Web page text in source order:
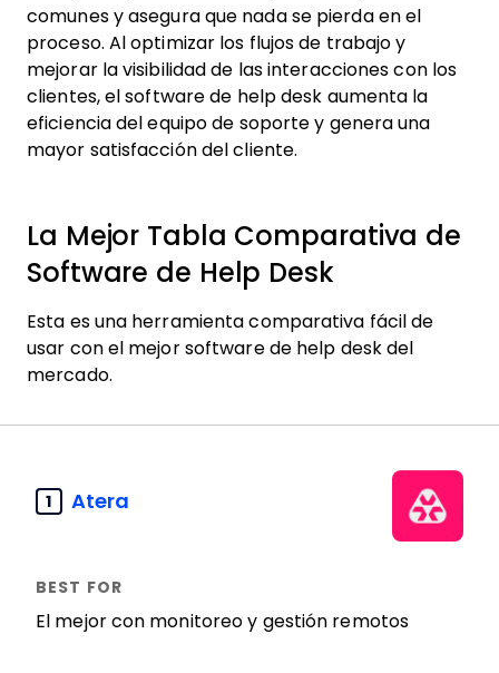
comunes y asegura que nada se pierda en el
proceso. Al optimizar los flujos de trabajo y
mejorar la visibilidad de las interacciones con los
clientes, el software de help desk aumenta la
eficiencia del equipo de soporte y genera una
mayor satisfacción del cliente.
La Mejor Tabla Comparativa de
Software de Help Desk
Esta es una herramienta comparativa fácil de
usar con el mejor software de help desk del
mercado.
1 Atera
El mejor con monitoreo y gestión remotos